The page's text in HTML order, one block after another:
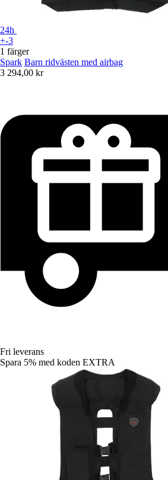
24h
+-3
1 färger
Spark Barn ridvästen med airbag
3 294,00 kr
Fri leverans
Spara 5% med koden EXTRA